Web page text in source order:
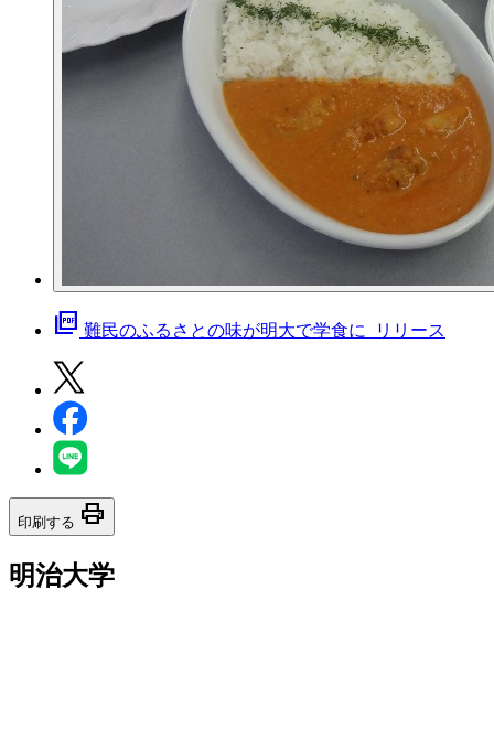
picture_as_pdf 難民のふるさとの味が明大で学食に_リリース
印刷する print
明治大学